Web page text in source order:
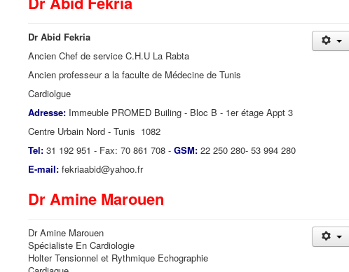
Dr Abid Fekria
Ancien Chef de service C.H.U La Rabta
Ancien professeur a la faculte de Médecine de Tunis
Cardiolgue
Adresse: Immeuble PROMED Builing - Bloc B - 1er étage Appt 3
Centre Urbain Nord - Tunis 1082
Tel: 31 192 951 - Fax: 70 861 708 - GSM: 22 250 280- 53 994 280
E-mail: fekriaabid@yahoo.fr
Dr Amine Marouen
Dr Amine Marouen
Spécialiste En Cardiologie
Holter Tensionnel et Rythmique Echographie